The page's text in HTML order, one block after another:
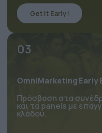
Get It Early!
OmniMarketing Early
Πρόσβαση στα
και τα panels με